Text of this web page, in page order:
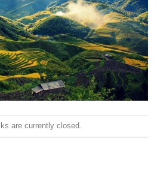
are currently closed.